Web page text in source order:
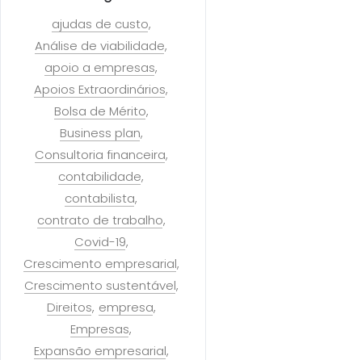
ajudas de custo
Análise de viabilidade
apoio a empresas
Apoios Extraordinários
Bolsa de Mérito
Business plan
Consultoria financeira
contabilidade
contabilista
contrato de trabalho
Covid-19
Crescimento empresarial
Crescimento sustentável
Direitos empresa
Empresas
Expansão empresarial